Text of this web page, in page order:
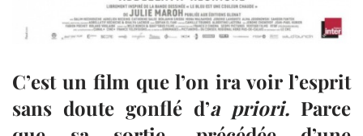
C’est un film que l’on ira voir l’esprit
sans doute gonflé d’a priori. Parce